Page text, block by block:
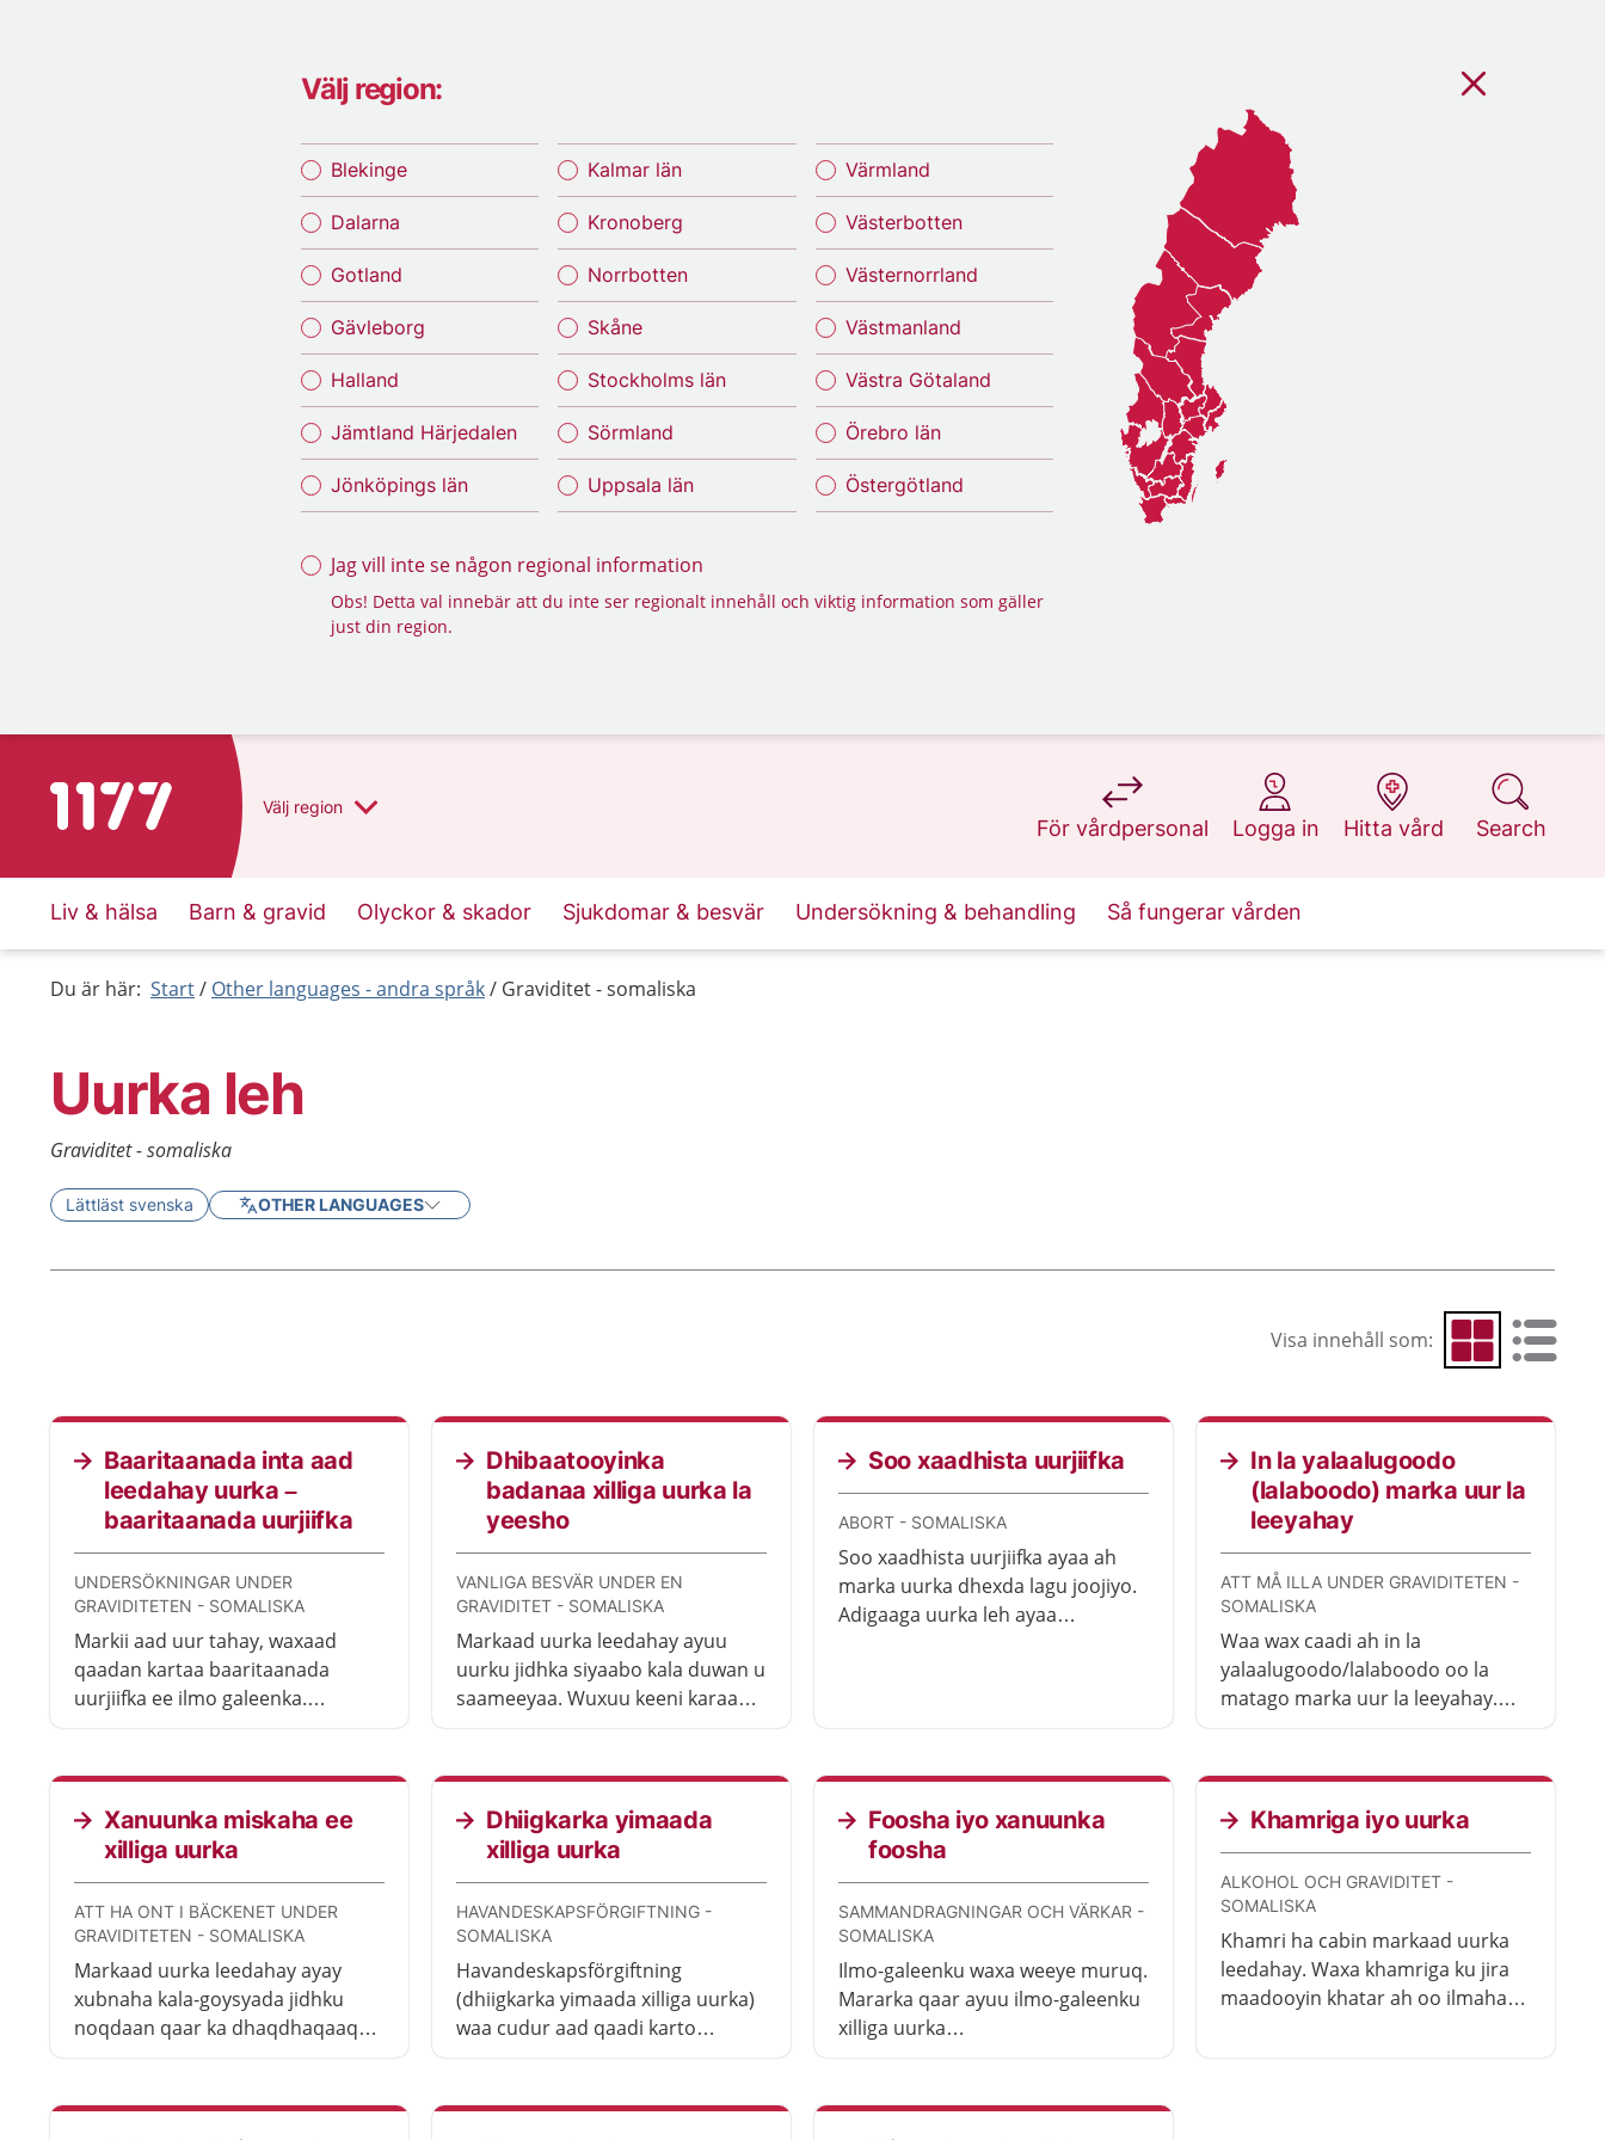
Välj region:
Blekinge
Dalarna
Gotland
Gävleborg
Halland
Jämtland Härjedalen
Jönköpings län
Kalmar län
Kronoberg
Norrbotten
Skåne
Stockholms län
Sörmland
Uppsala län
Värmland
Västerbotten
Västernorrland
Västmanland
Västra Götaland
Örebro län
Östergötland
Jag vill inte se någon regional information
Obs! Detta val innebär att du inte ser regionalt innehåll och viktig information som gäller
just din region.
To start page for 1177 Välj region
För vårdpersonal
at 1177.se
Logga in
at 1177.se
Hitta vård
at 1177.se
Search
at 1177.se
Liv & hälsa Barn & gravid Olyckor & skador Sjukdomar & besvär Undersökning & behandling Så fungerar vården
Du är här: Start Other languages - andra språk Graviditet - somaliska
Uurka leh
Graviditet - somaliska
Lättläst svenska OTHER LANGUAGES
Visa innehåll som: Visa som rutnät
Visa som
Baaritaanada inta aad
leedahay uurka –
baaritaanada uurjiifka
UNDERSÖKNINGAR UNDER
GRAVIDITETEN - SOMALISKA
Markii aad uur tahay, waxaad
qaadan kartaa baaritaanada
uurjiifka ee ilmo galeenka.
dooro haddii aad rabtid inaad
martid baaritaanadaan.
Dhibaatooyinka
badanaa xilliga uurka la
yeesho
VANLIGA BESVÄR UNDER EN
GRAVIDITET - SOMALISKA
Markaad uurka leedahay ayuu
uurku jidhka siyaabo kala duwan u
saameeyaa. Wuxuu keeni karaa
ka dib kaa taga.
Soo xaadhista uurjiifka
ABORT - SOMALISKA
Soo xaadhista uurjiifka ayaa ah
marka uurka dhexda lagu joojiyo.
Adigaaga uurka leh ayaa
In la yalaalugoodo
(lalaboodo) marka uur la
leeyahay
ATT MÅ ILLA UNDER GRAVIDITETEN -
SOMALISKA
Waa wax caadi ah in la
yalaalugoodo/lalaboodo oo la
matago marka uur la leeyahay.
haddana taasi waxyeello adiga iyo
ilmaha toona u laheyn. Waxa jira
waxyaalo aad sameyn karto si aad
uga roonaato.
Xanuunka miskaha ee
xilliga uurka
ATT HA ONT I BÄCKENET UNDER
GRAVIDITETEN - SOMALISKA
Markaad uurka leedahay ayay
xubnaha kala-goysyada jidhku
noqdaan qaar ka dhaqdhaqaaq
waa wax caadi ah oo badanaa
Dhiigkarka yimaada
xilliga uurka
HAVANDESKAPSFÖRGIFTNING -
SOMALISKA
Havandeskapsförgiftning
(dhiigkarka yimaada xilliga uurka)
waa cudur aad qaadi karto
adiga iyo ilmahaba saameyn karta.
Foosha iyo xanuunka
foosha
SAMMANDRAGNINGAR OCH VÄRKAR -
SOMALISKA
Ilmo-galeenku waxa weeye muruq.
Mararka qaar ayuu ilmo-galeenku
xilliga uurka
(sammandragningar). Marka la
Khamriga iyo uurka
ALKOHOL OCH GRAVIDITET -
SOMALISKA
Khamri ha cabin markaad uurka
leedahay. Waxa khamriga ku jira
maadooyin khatar ah oo ilmaha